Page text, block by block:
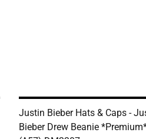
Justin Bieber Hats & Caps -
Bieber Drew Beanie